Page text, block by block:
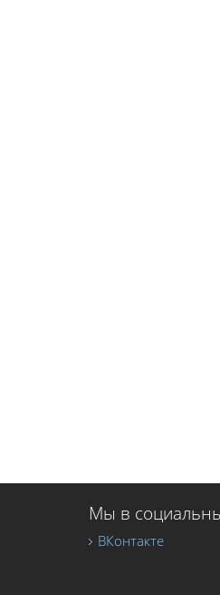
Мы в
ВКонтакте